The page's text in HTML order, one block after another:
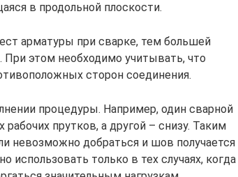
в продольной плоскости.
арматуры при сварке, тем большей
При этом необходимо учитывать, что
сторон соединения.
процедуры. Например, один сварной
прутков, а другой – снизу. Таким
невозможно добраться и шов получается
только в тех случаях, когда